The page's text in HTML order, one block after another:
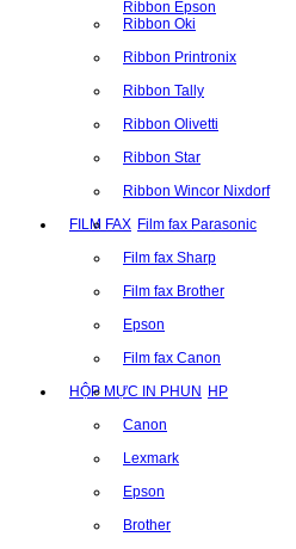
Ribbon Epson
Ribbon Oki
Ribbon Printronix
Ribbon Tally
Ribbon Olivetti
Ribbon Star
Ribbon Wincor Nixdorf
FILM FAX Film fax Parasonic
Film fax Sharp
Film fax Brother
Epson
Film fax Canon
HỘP MỰC IN PHUN HP
Canon
Lexmark
Epson
Brother